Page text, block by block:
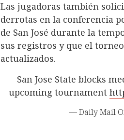
Las jugadoras también
derrotas en la conferencia
de San José durante la
sus registros y que el
actualizados.
San Jose State blocks
upcoming tournament
— Daily Mail